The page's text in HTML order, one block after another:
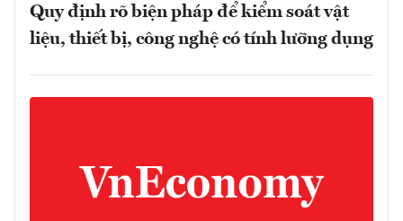
Quy định rõ biện pháp để kiểm soát vật
liệu, thiết bị, công nghệ có tính lưỡng dụng